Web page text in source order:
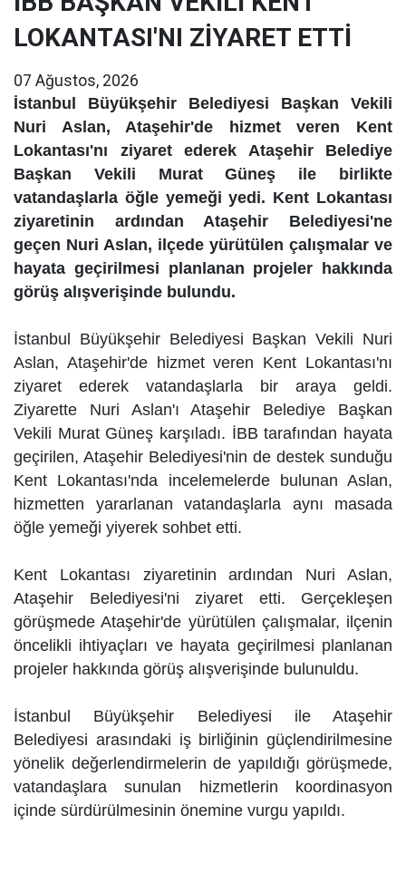
LOKANTASI'NI ZİYARET ETTİ
07 Ağustos, 2026
İstanbul Büyükşehir Belediyesi Başkan Vekili
Nuri Aslan, Ataşehir'de hizmet veren Kent
Lokantası'nı ziyaret ederek Ataşehir Belediye
Başkan Vekili Murat Güneş ile birlikte
vatandaşlarla öğle yemeği yedi. Kent Lokantası
ziyaretinin ardından Ataşehir Belediyesi'ne
geçen Nuri Aslan, ilçede yürütülen çalışmalar ve
hayata geçirilmesi planlanan projeler hakkında
görüş alışverişinde bulundu.
İstanbul Büyükşehir Belediyesi Başkan Vekili Nuri
Aslan, Ataşehir'de hizmet veren Kent Lokantası'nı
ziyaret ederek vatandaşlarla bir araya geldi.
Ziyarette Nuri Aslan'ı Ataşehir Belediye Başkan
Vekili Murat Güneş karşıladı. İBB tarafından hayata
geçirilen, Ataşehir Belediyesi'nin de destek sunduğu
Kent Lokantası'nda incelemelerde bulunan Aslan,
hizmetten yararlanan vatandaşlarla aynı masada
öğle yemeği yiyerek sohbet etti.
Kent Lokantası ziyaretinin ardından Nuri Aslan,
Ataşehir Belediyesi'ni ziyaret etti. Gerçekleşen
görüşmede Ataşehir'de yürütülen çalışmalar, ilçenin
öncelikli ihtiyaçları ve hayata geçirilmesi planlanan
projeler hakkında görüş alışverişinde bulunuldu.
İstanbul Büyükşehir Belediyesi ile Ataşehir
Belediyesi arasındaki iş birliğinin güçlendirilmesine
yönelik değerlendirmelerin de yapıldığı görüşmede,
vatandaşlara sunulan hizmetlerin koordinasyon
içinde sürdürülmesinin önemine vurgu yapıldı.